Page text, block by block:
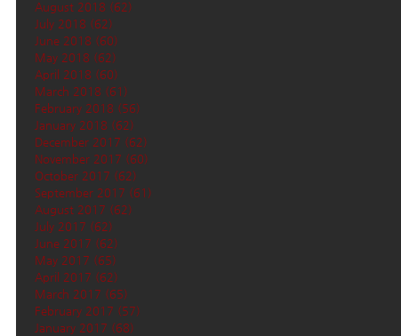
August 2018 (62)
July 2018 (62)
June 2018 (60)
May 2018 (62)
April 2018 (60)
March 2018 (61)
February 2018 (56)
January 2018 (62)
December 2017 (62)
November 2017 (60)
October 2017 (62)
September 2017 (61)
August 2017 (62)
July 2017 (62)
June 2017 (62)
May 2017 (65)
April 2017 (62)
March 2017 (65)
February 2017 (57)
January 2017 (68)